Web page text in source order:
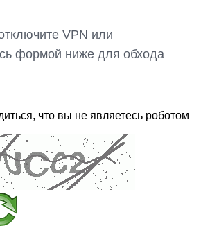
VPN или
формой ниже для обхода
что вы не являетесь роботом